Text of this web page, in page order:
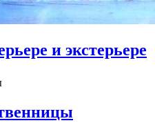
и экстерьере